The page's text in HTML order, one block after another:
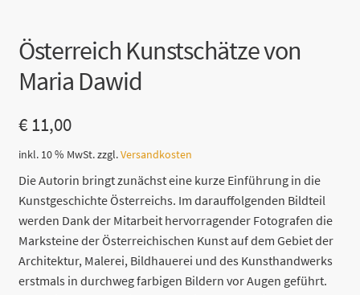
Österreich Kunstschätze von
Maria Dawid
€11,00
inkl. 10 % MwSt.zzgl.Versandkosten
Die Autorin bringt zunächst eine kurze Einführung in die
Kunstgeschichte Österreichs. Im darauffolgenden Bildteil
werden Dank der Mitarbeit hervorragender Fotografen die
Marksteine der Österreichischen Kunst auf dem Gebiet der
Architektur, Malerei, Bildhauerei und des Kunsthandwerks
erstmals in durchweg farbigen Bildern vor Augen geführt.